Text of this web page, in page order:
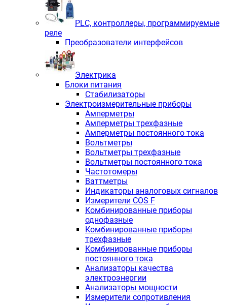
PLС, контроллеры, программируемые
реле
Преобразователи интерфейсов
Электрика
Блоки питания
Стабилизаторы
Электроизмерительные приборы
Амперметры
Амперметры трехфазные
Амперметры постоянного тока
Вольтметры
Вольтметры трехфазные
Вольтметры постоянного тока
Частотомеры
Ваттметры
Индикаторы аналоговых сигналов
Измерители COS F
Комбинированные приборы
однофазные
Комбинированные приборы
трехфазные
Комбинированные приборы
постоянного тока
Анализаторы качества
электроэнергии
Анализаторы мощности
Измерители сопротивления